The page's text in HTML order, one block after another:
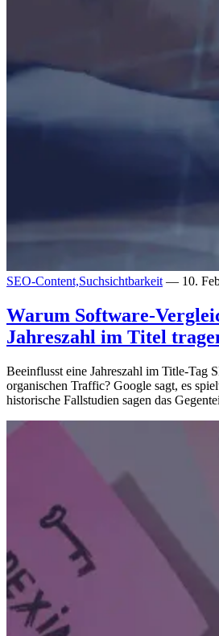
SEO-Content,Suchsichtbarkeit — 10.
Warum Software-
Jahreszahl im Titel
Beeinflusst eine Jahreszahl im Title-Tag
organischen Traffic? Google sagt, es
historische Fallstudien sagen das